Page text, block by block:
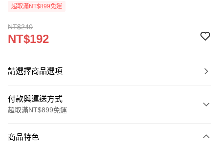
超取滿NT$899免運
NT$240
NT$192
請選擇商品選項
付款與運送方式
超取滿NT$899免運
信用卡一次付款
商品特色